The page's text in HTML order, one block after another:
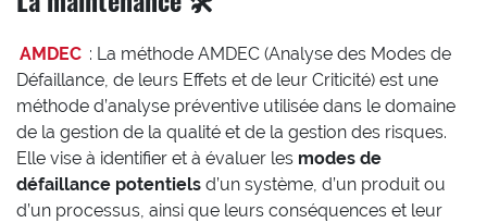
AMDEC : La méthode AMDEC (Analyse des Modes de
Défaillance, de leurs Effets et de leur Criticité) est une
méthode d’analyse préventive utilisée dans le domaine
de la gestion de la qualité et de la gestion des risques.
Elle vise à identifier et à évaluer les modes de
défaillance potentiels d’un système, d’un produit ou
d’un processus, ainsi que leurs conséquences et leur